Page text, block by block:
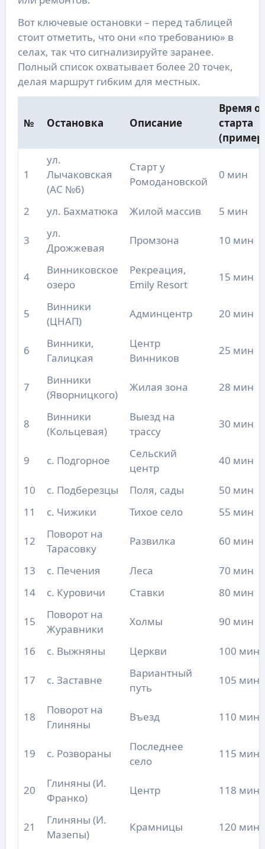
Вот ключевые остановки – перед таблицей
стоит отметить, что они «по требованию» в
селах, так что сигнализируйте заранее.
Полный список охватывает более 20 точек,
делая маршрут гибким для местных.
№ Остановка Описание
Время
старта
1
ул.
Лычаковская
(АС №6)
Старт у
Ромодановской
0 мин
2 ул. Бахматюка Жилой массив 5 мин
3
ул.
Дрожжевая
Промзона 10 мин
4
Винниковское
озеро
Рекреация,
Emily Resort
15 мин
5
Винники
(ЦНАП)
Админцентр 20 мин
6
Винники,
Галицкая
Центр
Винников
25 мин
7
Винники
(Яворницкого)
Жилая зона 28 мин
8
Винники
(Кольцевая)
Выезд на
трассу
30 мин
9 с. Подгорное
Сельский
центр
40 мин
10 с. Подберезцы Поля, сады
50 мин
11
с. Чижики Тихое село 55 мин
12
Поворот на
Тарасовку
Развилка 60 мин
13 с. Печения Леса
70 мин
14
с. Куровичи Ставки 80 мин
15
Поворот на
Журавники
Холмы 90 мин
16 с. Выжняны Церкви 100 мин
17 с. Заставне
Вариантный
путь
105 мин
18
Поворот на
Глиняны
Въезд 110 мин
19 с. Розвораны
Последнее
село
115 мин
20
Глиняны (И.
Франко)
Центр 118 мин
21
Глиняны (И.
Мазепы)
Крамницы 120 мин